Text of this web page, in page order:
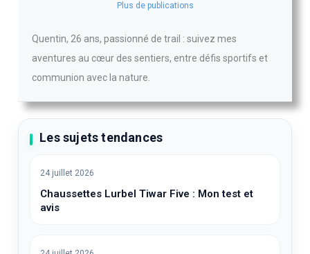
Plus de publications
Quentin, 26 ans, passionné de trail : suivez mes
aventures au cœur des sentiers, entre défis sportifs et
communion avec la nature.
Les sujets tendances
24 juillet 2026
Chaussettes Lurbel Tiwar Five : Mon test et
avis